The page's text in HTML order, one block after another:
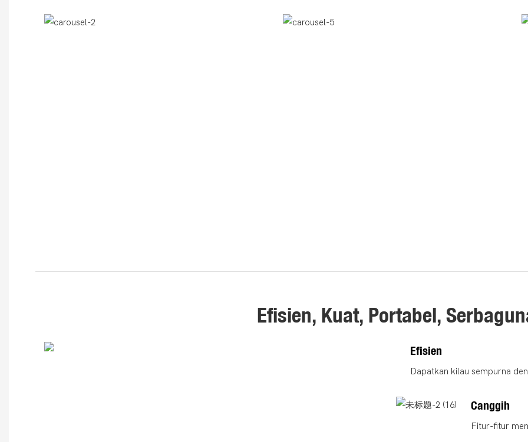
Efisien, Kuat, Portabel,
Efisien
Dapatkan kilau sempurna
Canggih
Fitur-fitur